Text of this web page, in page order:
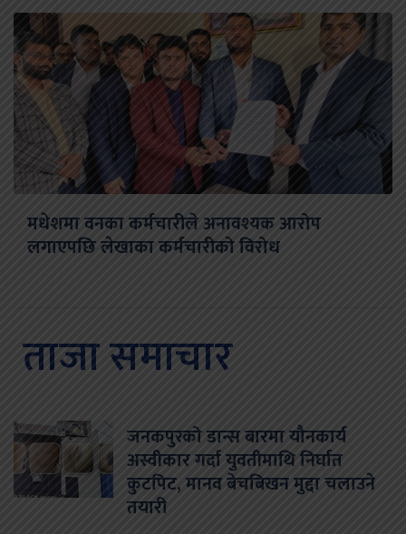
मधेशमा वनका कर्मचारीले अनावश्यक आरोप
लगाएपछि लेखाका कर्मचारीको विरोध
ताजा समाचार
जनकपुरको डान्स बारमा यौनकार्य
अस्वीकार गर्दा युवतीमाथि निर्घात
कुटपिट, मानव बेचबिखन मुद्दा चलाउने
तयारी